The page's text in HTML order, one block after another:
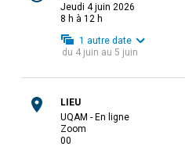
jeudi 4 juin 2026
8 h à 12 h
1 autre date
du 4 juin au 5 juin
LIEU
UQAM - En ligne
Zoom
00